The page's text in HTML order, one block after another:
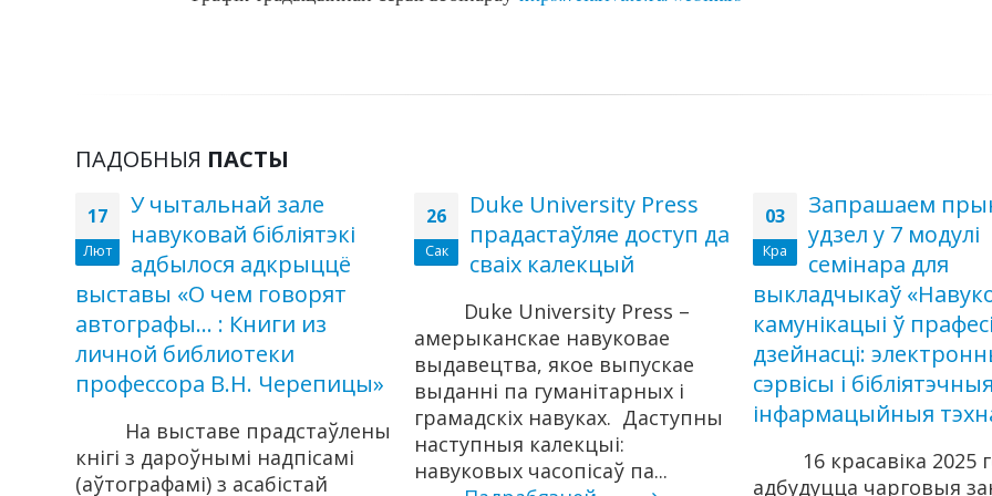
ПАДОБНЫЯ ПАСТЫ
17
Лют
У чытальнай зале
навуковай бібліятэкі
адбылося адкрыццё
выставы «О чем говорят
автографы… : Книги из
личной библиотеки
профессора В.Н. Черепицы»
На выставе прадстаўлены
кнігі з дароўнымі надпісамі
(аўтографамі) з асабістай
26
Сак
Duke University Press
прадастаўляе доступ да
сваіх калекцый
Duke University Press –
амерыканскае навуковае
выдавецтва, якое выпускае
выданні па гуманітарных і
грамадскіх навуках. Даступны
наступныя калекцыі:
навуковых часопісаў па...
03
Кра
Запрашаем
удзел у 7 модулі
семінара для
выкладчыкаў
камунікацыі ў
дзейнасці:
сэрвісы і бібліятэчныя
інфармацыйныя
16 красавіка 2025
адбудуцца чарговыя